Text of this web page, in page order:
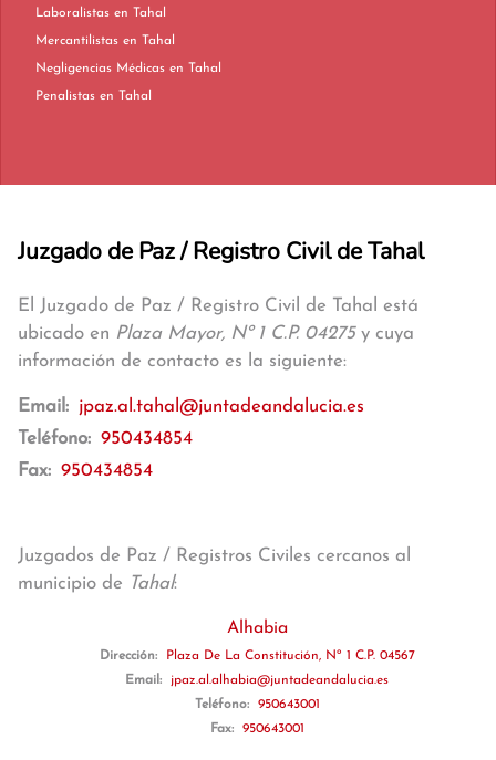
Laboralistas en Tahal
Mercantilistas en Tahal
Negligencias Médicas en Tahal
Penalistas en Tahal
Juzgado de Paz / Registro Civil de Tahal
El Juzgado de Paz / Registro Civil de Tahal está
ubicado en Plaza Mayor, Nº 1 C.P. 04275y cuya
información de contacto es la siguiente:
Email: jpaz.al.tahal@juntadeandalucia.es
Teléfono: 950434854
Fax: 950434854
Juzgados de Paz / Registros Civiles cercanos al
municipio de Tahal:
Alhabia
Dirección:
Plaza De La Constitución, Nº 1 C.P. 04567
Email:
jpaz.al.alhabia@juntadeandalucia.es
Teléfono:
950643001
Fax:
950643001